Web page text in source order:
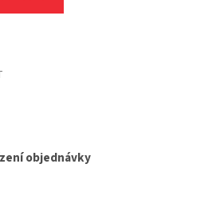
objednávky